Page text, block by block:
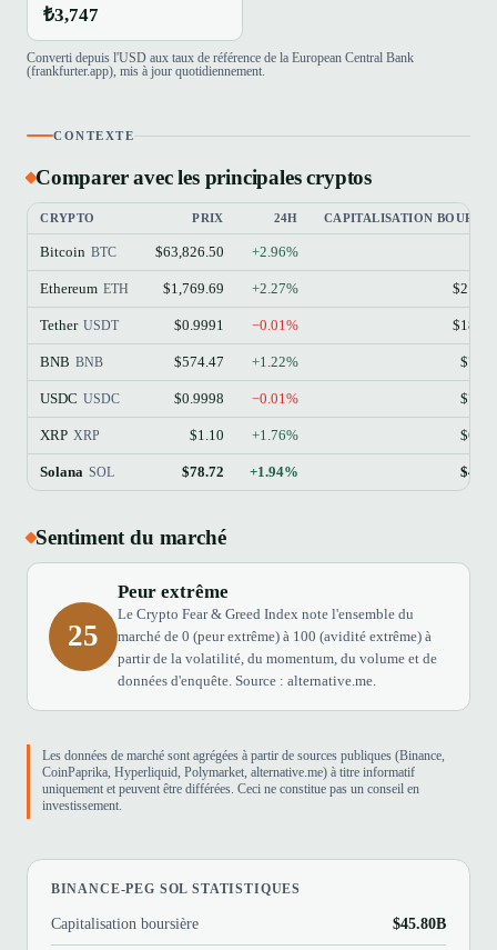
₺3,747
Converti depuis l'USD aux taux de référence de la European Central Bank
(frankfurter.app), mis à jour quotidiennement.
CONTEXTE
Comparer avec les principales cryptos
CRYPTO PRIX 24H CAPITALISATION
Bitcoin BTC $63,826.50 +2.96%
Ethereum ETH $1,769.69 +2.27%
Tether USDT $0.9991 −0.01%
BNB BNB $574.47 +1.22%
USDC USDC $0.9998 −0.01%
XRP XRP $1.10 +1.76%
Solana SOL $78.72 +1.94%
Sentiment du marché
25
Peur extrême
Le Crypto Fear & Greed Index note l'ensemble du
marché de 0 (peur extrême) à 100 (avidité extrême) à
partir de la volatilité, du momentum, du volume et de
données d'enquête. Source : alternative.me.
Les données de marché sont agrégées à partir de sources publiques (Binance,
CoinPaprika, Hyperliquid, Polymarket, alternative.me) à titre informatif
uniquement et peuvent être différées. Ceci ne constitue pas un conseil en
investissement.
BINANCE-PEG SOL STATISTIQUES
Capitalisation boursière $45.80B